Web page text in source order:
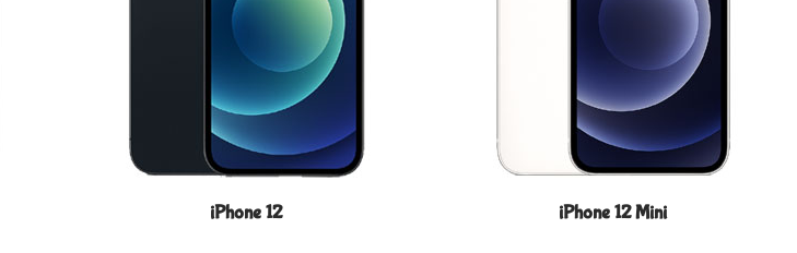
iPhone 12 iPhone 12 Mini